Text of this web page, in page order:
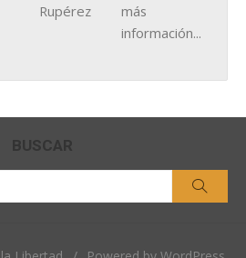
más
información...
BUSCAR